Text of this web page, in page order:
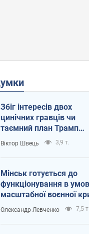
Думки
Збіг інтересів двох
цинічних гравців чи
таємний план Трампа
і Путіна?
Віктор Швець 3,9 т.
Мінськ готується до
функціонування в
масштабної воєнної
Олександр Левченко 7,5 т.